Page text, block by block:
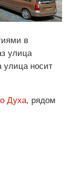
в
улица
улица носит
Духа, рядом